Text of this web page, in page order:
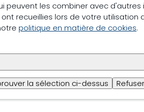
peuvent les combiner avec d'autres
recueillies lors de votre utilisation
politique en matière de cookies.
la sélection ci-dessus Refuser